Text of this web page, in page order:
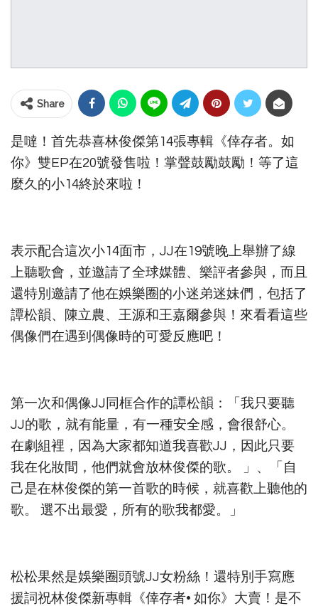
Share
是噠！首先恭喜林俊傑第14張專輯《倖存者。如
你》雙EP在20號發售啦！掌聲鼓勵鼓勵！等了這
麼久的小14終於來啦！
表示配合這次小14面市，JJ在19號晚上舉辦了線
上聽歌會，並邀請了全球媒體、樂評者參與，而且
還特別邀請了他在娛樂圈的小迷弟迷妹們，包括了
譚松韻、陳立農、王源和王嘉爾參與！來看看這些
偶像們在遇到偶像時的可愛反應吧！
第一次和偶像JJ同框合作的譚松韻：「我只要聽
JJ的歌，就有能量，有一種安全感，會很舒心。
在劇組裡，因為大家都知道我喜歡JJ，因此只要
我在化妝間，他們就會放林俊傑的歌。 」、「自
己是在林俊傑的第一首歌的時候，就喜歡上聽他的
歌。 選不出最愛，所有的歌我都愛。」
松松果然是娛樂圈頭號JJ女粉絲！還特別手寫應
援詞祝林俊傑新專輯《倖存者• 如你》大賣！是不